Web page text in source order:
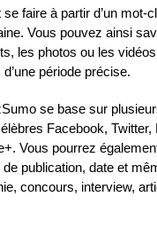
faire à partir d’un mot-
Vous pouvez ainsi
les photos ou les
période précise.
se base sur
Facebook, Twitter,
Vous pourrez
publication, date et
concours, interview,